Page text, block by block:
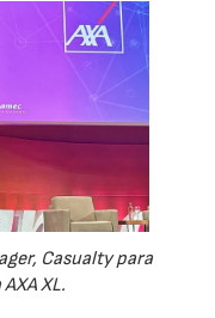
Casualty para
XL.